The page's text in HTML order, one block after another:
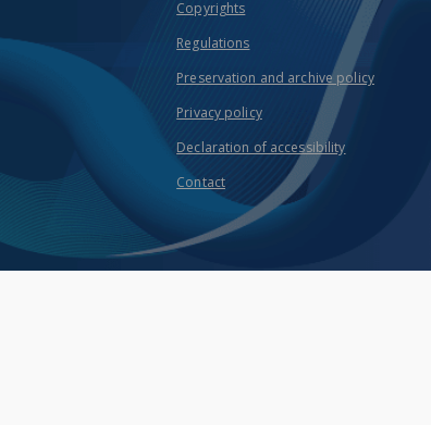
Copyrights
Regulations
Preservation and archive policy
Privacy policy
Declaration of accessibility
Contact